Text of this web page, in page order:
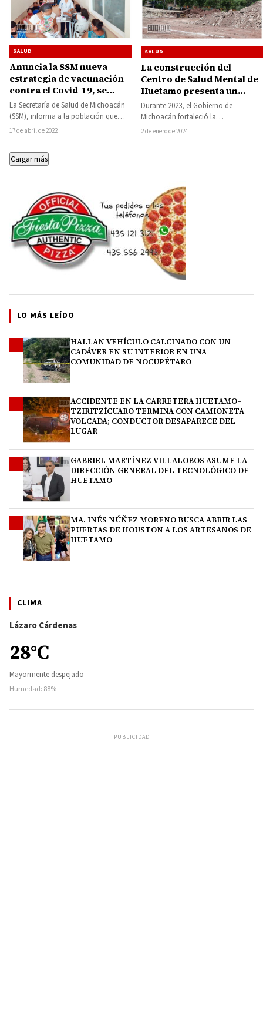
SALUD
Anuncia la SSM nueva
estrategia de vacunación
contra el Covid-19, se
instalarán módulos en
mercados, centros
comerciales, balnearios,
hospitales y terminales de
autobuses
La Secretaría de Salud de Michoacán
(SSM), informa a la población que
durante todo el mes de abril,…
17 de abril de 2022
SALUD
La construcción del
Centro de Salud Mental de
Huetamo presenta un
avance del 38%,
beneficiará a más de 118
mil habitantes de la región
de Tierra Caliente
Durante 2023, el Gobierno de
Michoacán fortaleció la
infraestructura para la atención de la
2 de enero de 2024
Cargar más
LO MÁS LEÍDO
HALLAN VEHÍCULO CALCINADO CON UN
CADÁVER EN SU INTERIOR EN UNA
COMUNIDAD DE NOCUPÉTARO
ACCIDENTE EN LA CARRETERA HUETAMO–
TZIRITZÍCUARO TERMINA CON CAMIONETA
VOLCADA; CONDUCTOR DESAPARECE DEL
LUGAR
GABRIEL MARTÍNEZ VILLALOBOS ASUME LA
DIRECCIÓN GENERAL DEL TECNOLÓGICO DE
HUETAMO
MA. INÉS NÚÑEZ MORENO BUSCA ABRIR LAS
PUERTAS DE HOUSTON A LOS ARTESANOS DE
HUETAMO
CLIMA
Lázaro Cárdenas
28°C
Mayormente despejado
Humedad: 88%
PUBLICIDAD